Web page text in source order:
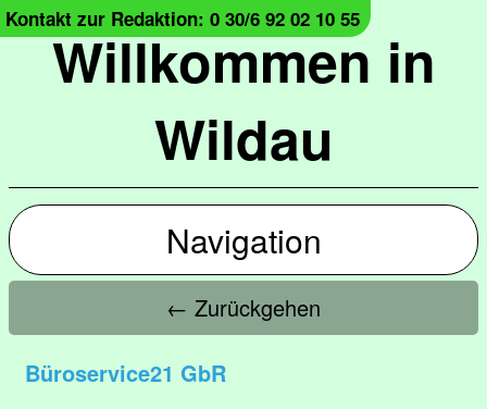
Willkommen in
Wildau
Kontakt zur Redaktion: 0 30/6 92 02 10 55
Navigation
← Zurückgehen
Büroservice21 GbR